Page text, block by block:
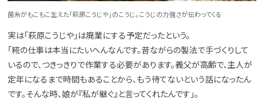
菌糸がもこもこ生えた「萩原こうじや」のこうじ。こうじの力強さが伝わってくる
実は「萩原こうじや」は廃業にする予定だったという。
「糀の仕事は本当にたいへんなんです。昔ながらの製法で手づくりして
いるので、つきっきりで作業する必要があります。義父が高齢で、主人が
定年になるまで時間もあることから、もう待てないという話になったん
です。そんな時、娘が『私が継ぐ』と言ってくれたんです」。